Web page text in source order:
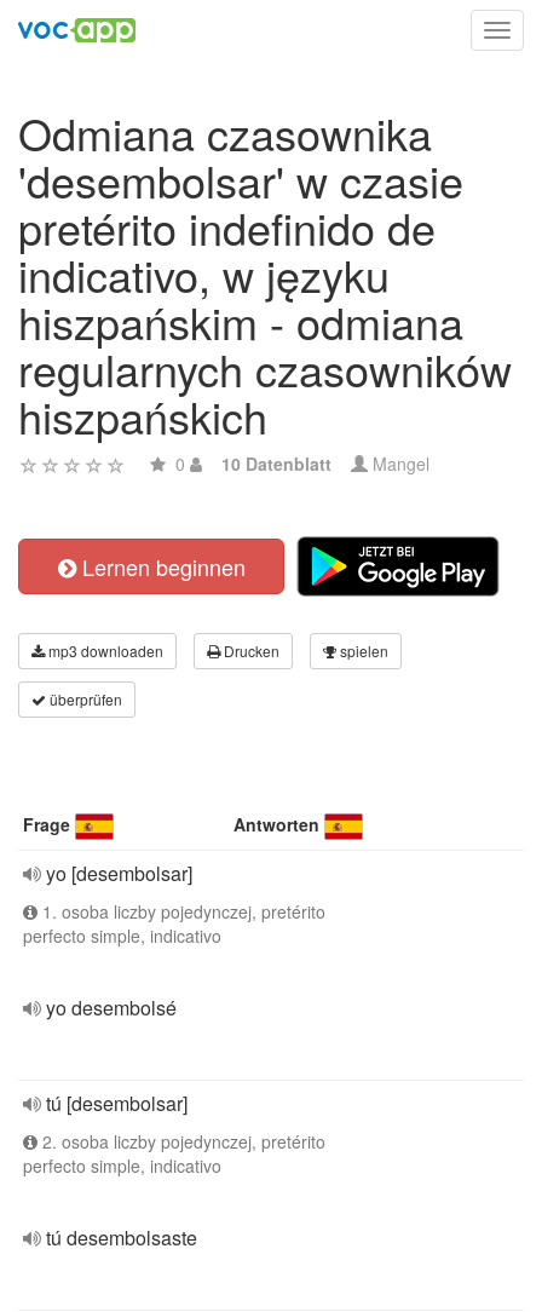
Odmiana czasownika
'desembolsar' w czasie
pretérito indefinido de
indicativo, w języku
hiszpańskim - odmiana
regularnych czasowników
hiszpańskich
0 10 Datenblatt Mangel
Lernen beginnen
mp3 downloaden Drucken spielen
überprüfen
Frage Antworten
yo [desembolsar]
1. osoba liczby pojedynczej, pretérito
perfecto simple, indicativo
yo desembolsé
tú [desembolsar]
2. osoba liczby pojedynczej, pretérito
perfecto simple, indicativo
tú desembolsaste